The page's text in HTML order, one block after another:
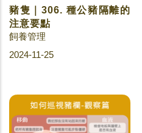
豬隻｜306. 種公豬隔離的
注意要點
飼養管理
2024-11-25